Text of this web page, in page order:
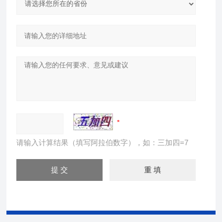
请输入计算结果（填写阿拉伯数字），如：三加四=7